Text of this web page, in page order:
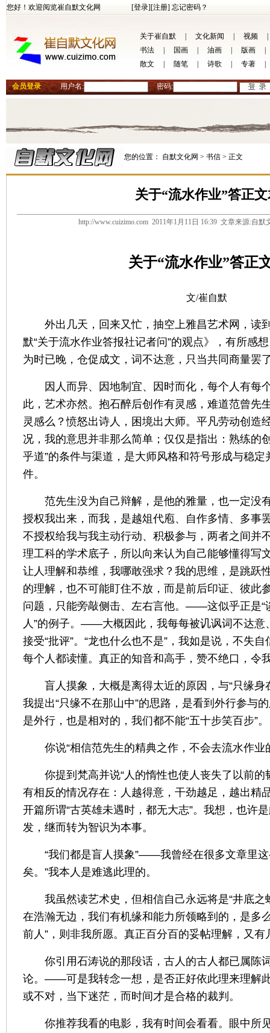
您好！欢迎阅览崔自默文化网 [登录][注册] 忘记密码？
关于崔自默 文化新闻 视频
书法
国画 油画 版画
散文
随笔 诗歌 专著
会员登录 用户名: 密码:
您的位置： 自默文化网 > 书信 > 正文
关于“流水作业”答正
http://www.cuizimo.com 2011年1月11日 16:39 文章来源:自
关于“流水作业”答正
文/崔自默
外出几天，回来又忙，抽空上雅昌艺术网，读
默“关于流水作业答报社记者问”的观点》，有所感
为时已晚，仓促成文，词不达意，只当共同商量罢
因人而异、因地制宜、因时而化，每个人有每
此，艺术亦然。抱石醉后创作有灵感，难道范曾先
灵感么？愤怒出诗人，困境出大师。平凡劳动创造
况，我的意思并非那么简单；仅仅是指出：熟练的
乎道”的条件与渠道，是大师风格和符号形成与稳
件。
范先生没为自己辩解，是他的雅量，也一定没
授权我出来，而我，是越俎代庖、自作多情、多事
不授权给我与我主动行动、积极参与，两者之间并
理工科的学术底子，所以向来认为自己能够懂得写
让人理解和恭维，我哪敢强求？我的思维，是跳跃
的理解，也不可能盯住不放，而是前后印证、彼此
问题，只能旁敲侧击、左右言他。 ——这似乎正是“
人”的例子。 ——大概因此，我每每被讥讽词不达
接受“批评”。 “龙也什么也不是” ，我如是说，不失
每个人都读懂。真正的知音和高手，赞不绝口，令
盲人摸象，大概是离得太近的原因，与“只缘身
我提出“只缘不在那山中”的思路，是看到外行参与
是外行，也是相对的，我们都不能“五十步笑百步”。
你说“相信范先生的精典之作，不会去流水作业
你提到梵高并说“人的惰性也使人丧失了以前的
有相反的情况存在：人越得意，干劲越足，越出精
开篇所谓“古英雄未遇时，都无大志”。我想，也许
发，继而转为智识为本事。
“我们都是盲人摸象”——我曾经在很多文章里
矣。 ”我本人是难逃此理的。
我虽然读艺术史，但相信自己永远将是“井底之
在浩瀚无边，我们有机缘和能力所领略到的，是多
前人” ，则非我所愿。真正百分百的妥帖理解，又有
你引用石涛说的那段话，古人的古人都已属陈
论。 ——可是我转念一想，是否正好依此理来理解
或不对，当下迷茫，而时间才是合格的裁判。
你推荐我看的电影，我有时间会看看。眼中所